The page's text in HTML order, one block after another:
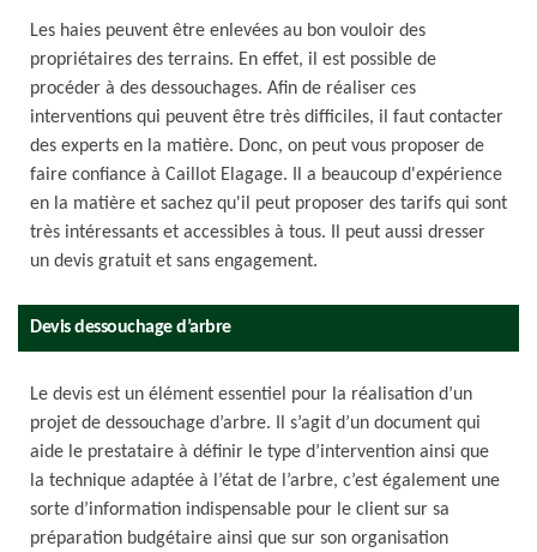
Les haies peuvent être enlevées au bon vouloir des
propriétaires des terrains. En effet, il est possible de
procéder à des dessouchages. Afin de réaliser ces
interventions qui peuvent être très difficiles, il faut contacter
des experts en la matière. Donc, on peut vous proposer de
faire confiance à Caillot Elagage. Il a beaucoup d'expérience
en la matière et sachez qu'il peut proposer des tarifs qui sont
très intéressants et accessibles à tous. Il peut aussi dresser
un devis gratuit et sans engagement.
Devis dessouchage d’arbre
Le devis est un élément essentiel pour la réalisation d’un
projet de dessouchage d’arbre. Il s’agit d’un document qui
aide le prestataire à définir le type d’intervention ainsi que
la technique adaptée à l’état de l’arbre, c’est également une
sorte d’information indispensable pour le client sur sa
préparation budgétaire ainsi que sur son organisation